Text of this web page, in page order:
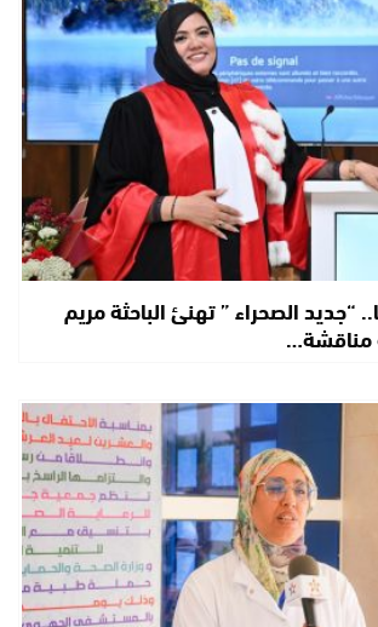
“جديد الصحراء ” تهنئ الباحثة مريم
مناقشة…